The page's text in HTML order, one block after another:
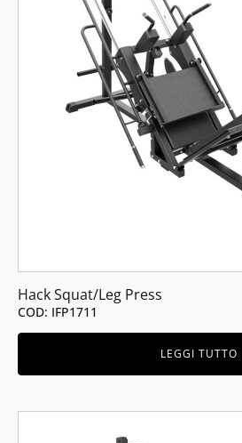
Hack Squat/Leg Press
COD: IFP1711
LEGGI TUTTO